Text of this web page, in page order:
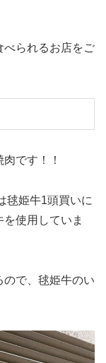
べられるお店をご
です！！
毬姫牛1頭買いに
使用していま
で、毬姫牛のい